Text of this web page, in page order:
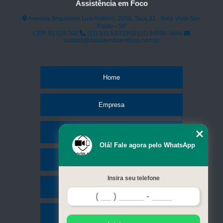
assistência técnica samsung celulares Embu
Assistência em Foco
Avenida Brigadeiro Luís Antônio, 2050, Sala 31 - Bela Vista São
Paulo - SP
CEP: 01318-002
(11) 3313-0719
(11) 94596-3446
contato@assistenciaemfoco.com.br
Home
Empresa
Contato
Mapa do site
Olá! Fale agora pelo WhatsApp
Insira seu telefone